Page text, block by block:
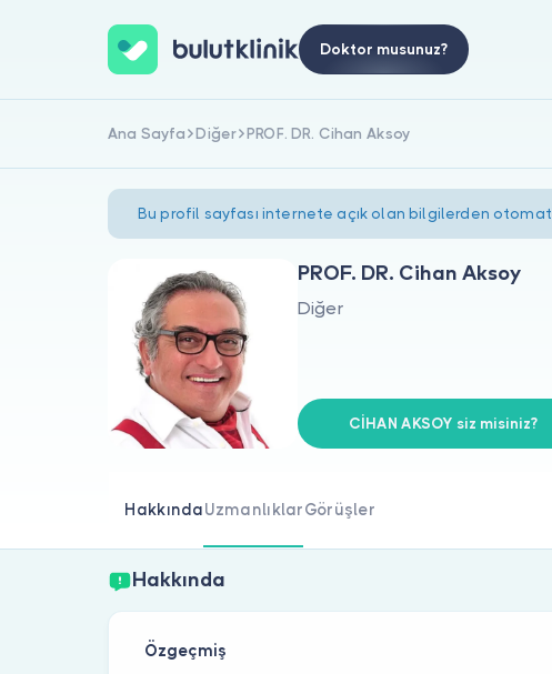
Doktor musunuz?
Ana Sayfa Diğer PROF. DR. Cihan Aksoy
Bu profil sayfası internete açık olan bilgilerden
PROF. DR. Cihan Aksoy
Diğer
CİHAN AKSOY siz misiniz?
HakkındaUzmanlıklarGörüşler
Hakkında
Özgeçmiş